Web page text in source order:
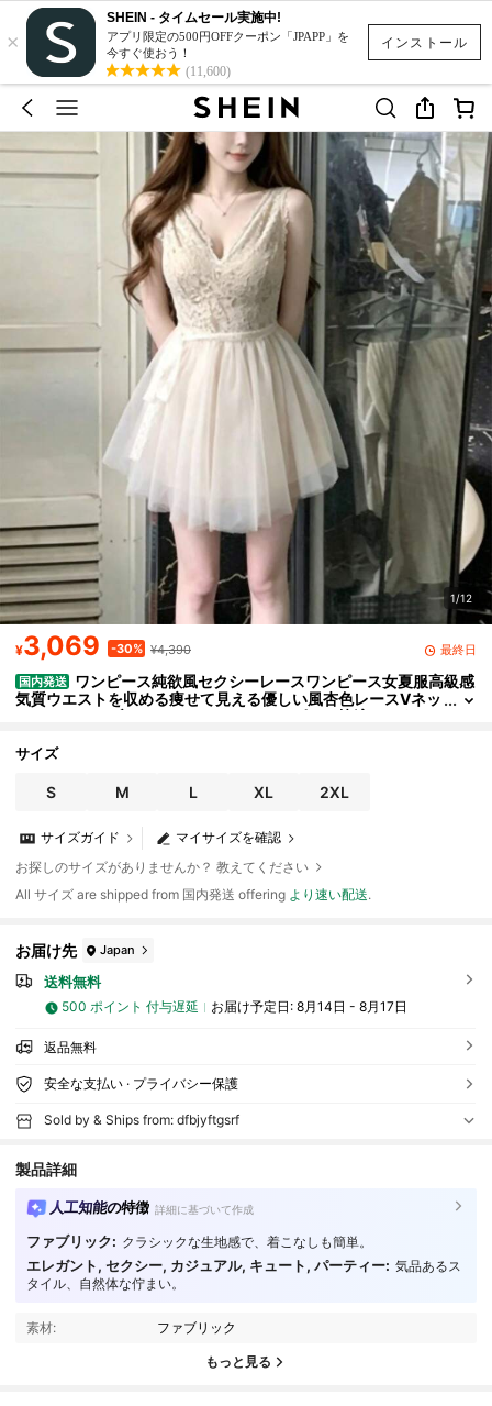
インストール
×
SHEIN - タイムセール実施中!
アプリ限定の500円OFFクーポン「JPAPP」を
今すぐ使おう！
(11,600)
1/12
¥3,069 -30% ¥4,390 最終日
国内発送 ワンピース純欲風セクシーレースワンピース女夏服高級感
気質ウエストを収める痩せて見える優しい風杏色レースVネッ
クノースリーブスカートレディースワンピース快適でスタイ
サイズ
S M L XL 2XL
マイサイズを確認
サイズガイド
お探しのサイズがありませんか？ 教えてください
All サイズ are shipped from 国内発送 offering より速い配送.
お届け先 Japan
送料無料
500 ポイント 付与遅延 お届け予定日: 8月14日 - 8月17日
返品無料
安全な支払い · プライバシー保護
Sold by & Ships from: dfbjyftgsrf
製品詳細
人工知能の特徴 詳細に基づいて作成
ファブリック: クラシックな生地感で、着こなしも簡単。
エレガント, セクシー, カジュアル, キュート, パーティー: 気品あるス
タイル、自然体な佇まい。
素材: ファブリック
もっと見る
4.23 7 フォロワー
4.23 7 フォロワー
7 フォロワー